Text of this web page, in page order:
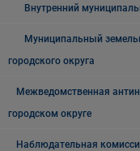
Внутренний
Муниципальный
городского округа
Межведомственная
городском округе
Наблюдательная